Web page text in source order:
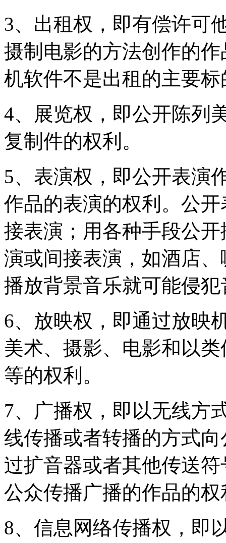
3、出租权，即有偿许可
摄制电影的方法创作的
机软件不是出租的主要
4、展览权，即公开陈列
复制件的权利。
5、表演权，即公开表演
作品的表演的权利。公
接表演；用各种手段公
演或间接表演，如酒店
播放背景音乐就可能侵
6、放映权，即通过放映
美术、摄影、电影和以
等的权利。
7、广播权，即以无线方
线传播或者转播的方式
过扩音器或者其他传送
公众传播广播的作品的权
8、信息网络传播权，即